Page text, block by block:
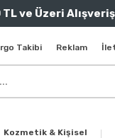
TL ve Üzeri
Takibi Reklam
Kozmetik & Kişisel